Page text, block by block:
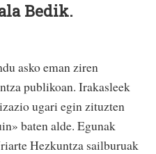
Bedik.
asko eman ziren
publikoan. Irakasleek
ugari egin zituzten
baten alde. Egunak
Hezkuntza sailburuak